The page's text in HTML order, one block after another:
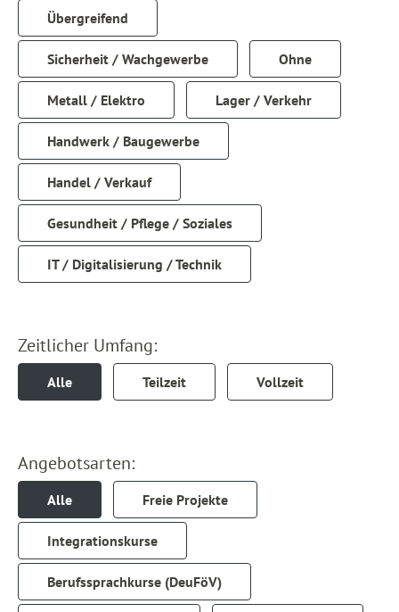
Übergreifend
Sicherheit / Wachgewerbe Ohne
Metall / Elektro Lager / Verkehr
Handwerk / Baugewerbe
Handel / Verkauf
Gesundheit / Pflege / Soziales
IT / Digitalisierung / Technik
Zeitlicher Umfang:
Alle Teilzeit Vollzeit
Angebotsarten:
Alle Freie Projekte
Integrationskurse
Berufssprachkurse (DeuFöV)